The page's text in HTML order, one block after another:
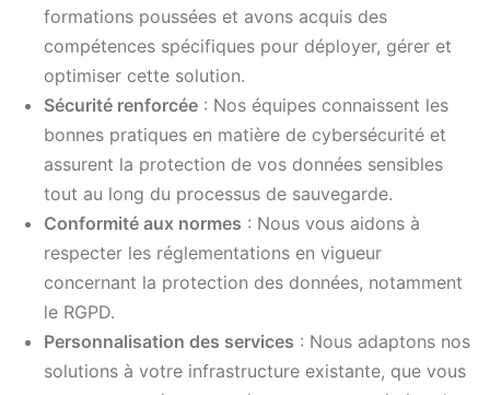
formations poussées et avons acquis des
compétences spécifiques pour déployer, gérer et
optimiser cette solution.
Sécurité renforcée : Nos équipes connaissent les
bonnes pratiques en matière de cybersécurité et
assurent la protection de vos données sensibles
tout au long du processus de sauvegarde.
Conformité aux normes : Nous vous aidons à
respecter les réglementations en vigueur
concernant la protection des données, notamment
le RGPD.
Personnalisation des services : Nous adaptons nos
solutions à votre infrastructure existante, que vous